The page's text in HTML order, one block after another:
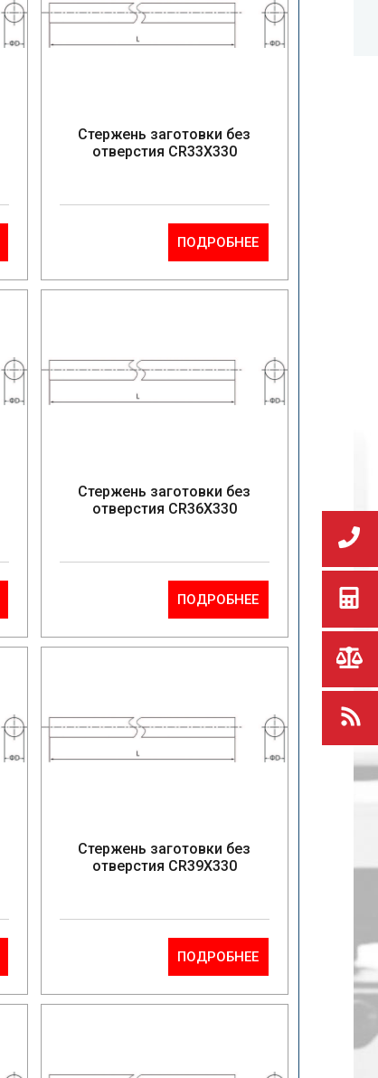
Стержень заготовки без
отверстия CR33X330
ПОДРОБНЕЕ
Стержень заготовки без
отверстия CR36X330
ПОДРОБНЕЕ
Стержень заготовки без
отверстия CR39X330
ПОДРОБНЕЕ